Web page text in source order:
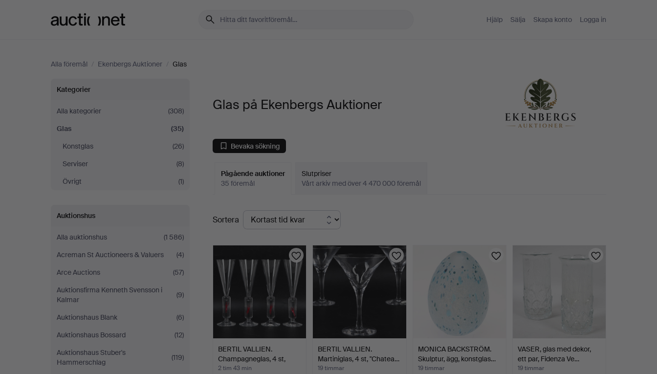
Hjälp Sälja Skapa konto Logga in
Alla föremål / Ekenbergs Auktioner / Glas
Glas
på
Ekenbergs
Auktioner
Kategorier
Alla kategorier
(308)
Glas
(35)
Konstglas
(26)
Serviser
(8)
Övrigt
(1)
Auktionshus
Alla auktionshus
(1 586)
Acreman St Auctioneers & Valuers
(4)
Arce Auctions
(57)
Auktionsfirma Kenneth Svensson i
Kalmar
(9)
Auktionshaus Blank
(6)
Auktionshaus Bossard
(12)
Auktionshaus Stuber's
Hammerschlag
(119)
Glas på Ekenbergs Auktioner
Bevaka sökning
Pågående auktioner
35 föremål
Slutpriser
Vårt arkiv med över 4 470 000 föremål
Pågående
auktioner
Sortera
BERTIL VALLIEN.
Champagneglas, 4 st,
"Mill…
2 tim 43 min
BERTIL VALLIEN.
Martiniglas, 4 st, "Chatea…
19 timmar
MONICA BACKSTRÖM.
Skulptur, ägg, konstglas…
19 timmar
VASER, glas med dekor,
ett par, Fidenza Ve…
19 timmar